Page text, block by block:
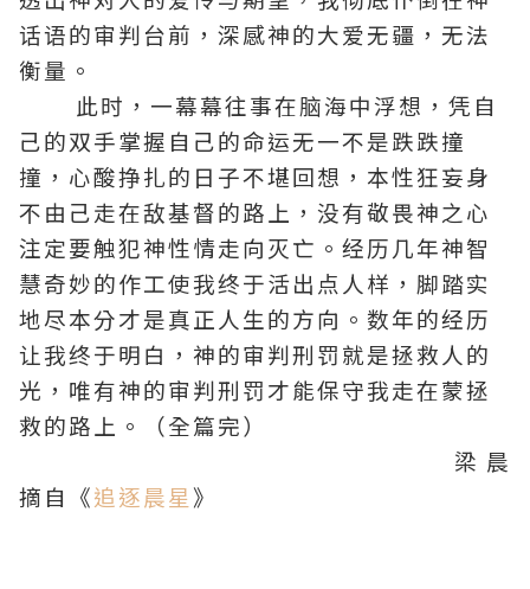
话语的审判台前，深感神的大爱无疆，无法
衡量。
此时，一幕幕往事在脑海中浮想，凭自
己的双手掌握自己的命运无一不是跌跌撞
撞，心酸挣扎的日子不堪回想，本性狂妄身
不由己走在敌基督的路上，没有敬畏神之心
注定要触犯神性情走向灭亡。经历几年神智
慧奇妙的作工使我终于活出点人样，脚踏实
地尽本分才是真正人生的方向。数年的经历
让我终于明白，神的审判刑罚就是拯救人的
光，唯有神的审判刑罚才能保守我走在蒙拯
救的路上。（全篇完）
梁 晨
摘自《追逐晨星》